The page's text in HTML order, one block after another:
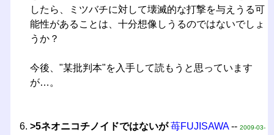
したら、ミツバチに対して壊滅的な打撃を与えうる可
能性があることは、十分想像しうるのではないでしょ
うか？
今後、"某批判本"を入手して読もうと思っています
が…。
>5ネオニコチノイドではないが 苺FUJISAWA-- 2009-03-